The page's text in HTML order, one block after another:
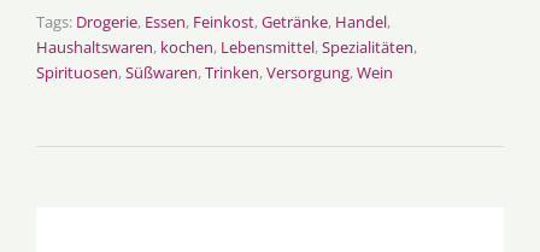
Tags: Drogerie, Essen, Feinkost,Getränke, Handel,
Haushaltswaren, kochen, Lebensmittel,Spezialitäten,
Spirituosen,Süßwaren,Trinken,Versorgung,Wein